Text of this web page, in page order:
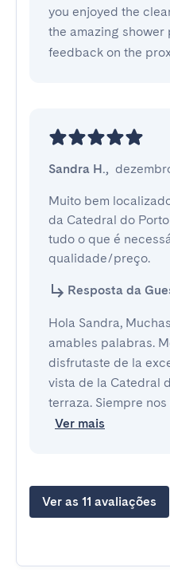
you enjoyed the
the amazing shower
feedback on the
Sandra H.,
Muito bem
da Catedral do
tudo o que é
qualidade/preço.
Resposta da
Hola Sandra,
amables palabras.
disfrutaste de la
vista de la Catedral
terraza. Siempre
Ver mais
Ver as 11 avaliações